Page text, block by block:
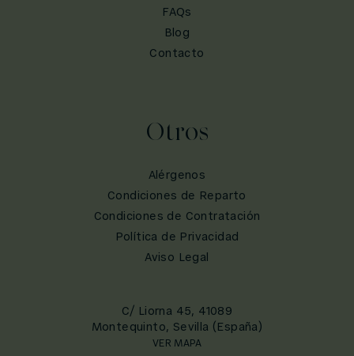
FAQs
Blog
Contacto
Otros
Alérgenos
Condiciones de Reparto
Condiciones de Contratación
Política de Privacidad
Aviso Legal
C/ Liorna 45, 41089
Montequinto, Sevilla (España)
VER MAPA